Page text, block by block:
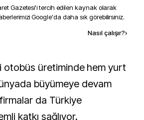
Gazetesi'i tercih edilen kaynak olarak
Google'da daha sık görebilirsiniz.
Nasıl çalışır?›
büyümeye devam
da Türkiye
katkı sağlıyor.